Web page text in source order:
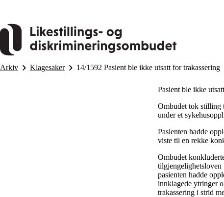
Arkiv Klagesaker 14/1592 Pasient ble ikke utsatt for trakassering
Pasient ble ikke
Ombudet tok stilling
under et
Pasienten hadde
viste til en rekke
Ombudet
tilgjengelighetsloven
pasienten hadde
innklagede ytringer
trakassering i strid